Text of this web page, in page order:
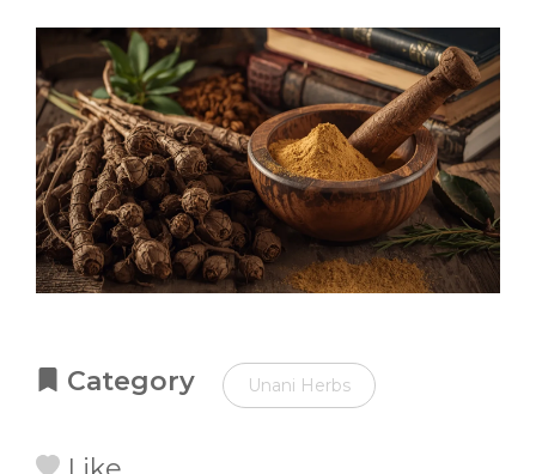
Category Unani Herbs